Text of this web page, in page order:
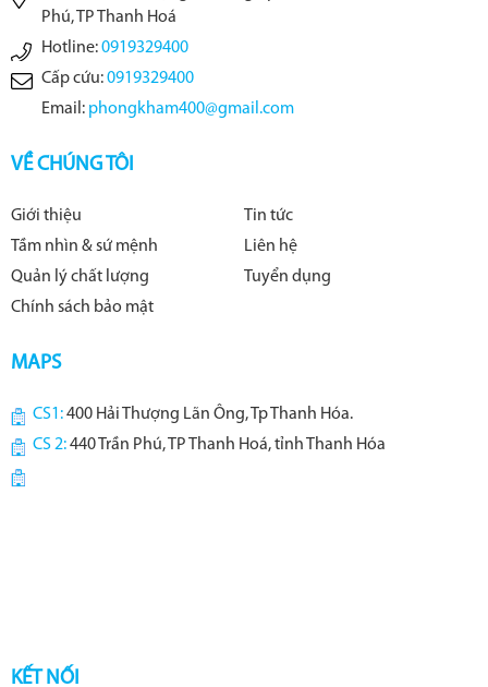
Phú, TP Thanh Hoá
Hotline:0919329400
Cấp cứu:0919329400
Email: phongkham400@gmail.com
VỀ CHÚNG TÔI
Giới thiệu
Tin tức
Tầm nhìn & sứ mệnh
Liên hệ
Quản lý chất lượng
Tuyển dụng
Chính sách bảo mật
MAPS
CS1:400 Hải Thượng Lãn Ông, Tp Thanh Hóa.
CS 2:440 Trần Phú, TP Thanh Hoá, tỉnh Thanh Hóa
KẾT NỐI